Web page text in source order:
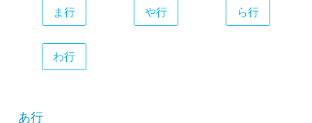
ま行 や行 ら行
わ行
あ行